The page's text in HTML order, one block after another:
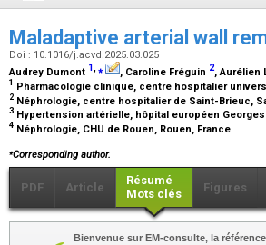
Maladaptive arterial wall
Doi : 10.1016/j.acvd.2025.03.025
Audrey Dumont 1,⁎ , Caroline Fréguin 2, Aurélien
1 Pharmacologie clinique, centre hospitalier
2 Néphrologie, centre hospitalier de Saint-Brieuc,
3 Hypertension artérielle, hôpital européen
4 Néphrologie, CHU de Rouen, Rouen, France
⁎Corresponding author.
PDF Article
Résumé
Mots clés
Figures
Bienvenue sur EM-consulte, la